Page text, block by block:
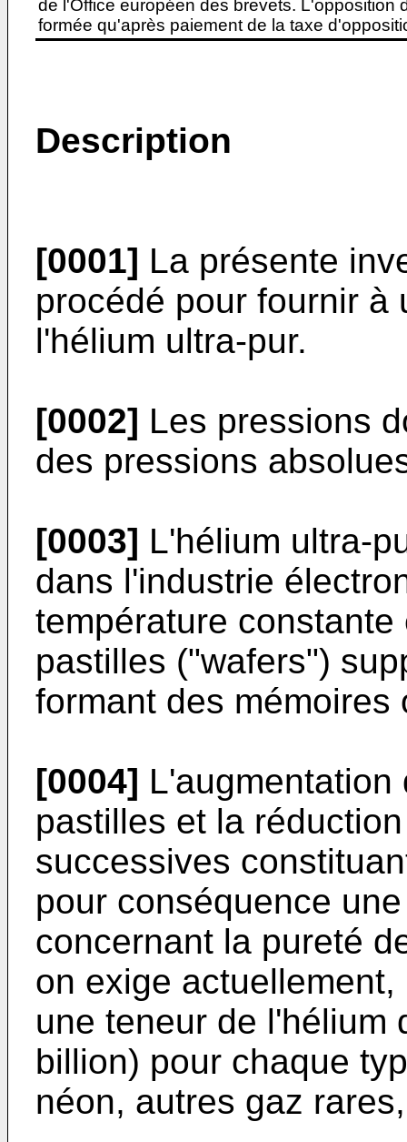
de l'Office européen des brevets. L'opposition
formée qu'après paiement de la taxe
Description
[0001] La présente
procédé pour fournir à
l'hélium ultra-pur.
[0002] Les pressions
des pressions
[0003] L'hélium ultra-
dans l'industrie
température
pastilles ("wafers")
formant des
[0004]
pastilles et la
successives
pour conséquence
concernant la pureté
on exige
une teneur de l'hélium
billion) pour chaque
néon, autres gaz